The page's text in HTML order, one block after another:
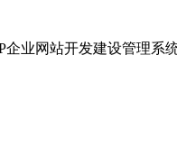
企业网站开发建设管理系